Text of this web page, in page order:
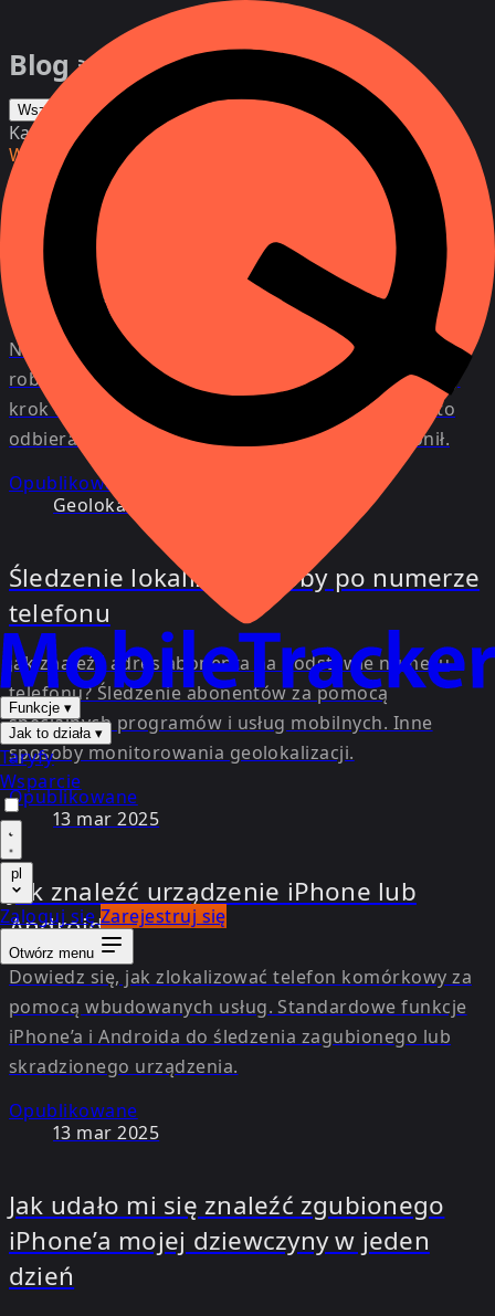
Funkcje ▾
Jak to działa ▾
Taryfy
Wsparcie
pl
Zaloguj sięZarejestruj się
Otwórz menu
Blog
Wszystkie Geolokalizacja
Kategoria
Wszystkie
Kto naprawdę do Ciebie dzwoni? Jak
chronić się przed oszustami w
komunikatorach
Nieznane połączenia w Viberze i WhatsAppie,
robocalls oraz nieodebrane połączenia to pierwszy
krok oszustów. Wyjaśniamy, jak działają, czy warto
odbierać i jak bezpiecznie sprawdzić, kto dzwonił.
Opublikowane
Geolokalizacja
Śledzenie lokalizacji osoby po numerze
telefonu
Jak znaleźć adres abonenta na podstawie numeru
telefonu? Śledzenie abonentów za pomocą
specjalnych programów i usług mobilnych. Inne
sposoby monitorowania geolokalizacji.
Opublikowane
13 mar 2025
Jak znaleźć urządzenie iPhone lub
Android
Dowiedz się, jak zlokalizować telefon komórkowy za
pomocą wbudowanych usług. Standardowe funkcje
iPhone’a i Androida do śledzenia zagubionego lub
skradzionego urządzenia.
Opublikowane
13 mar 2025
Jak udało mi się znaleźć zgubionego
iPhone’a mojej dziewczyny w jeden
dzień